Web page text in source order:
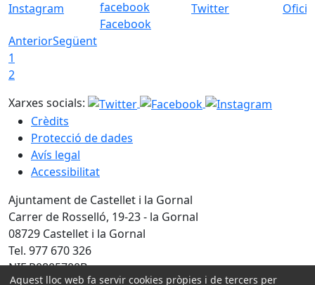
Instagram
Facebook
Twitter
AnteriorSegüent
1
2
Xarxes socials:
Crèdits
Protecció de dades
Avís legal
Accessibilitat
Ajuntament de Castellet i la Gornal
Carrer de Rosselló, 19-23 - la Gornal
08729 Castellet i la Gornal
Tel. 977 670 326
NIF P0805700B
Aquest lloc web fa servir cookies pròpies i de tercers per